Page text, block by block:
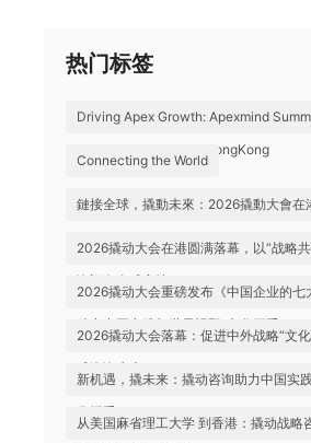
热门标签
Driving Apex Growth: Apexmind
Successfully Held in HongKong
Connecting the World
鏈接全球，撬動未來：2026撬動大會在
2026撬动大会在港圆满落幕，以“战略
询迈向全球高地
2026撬动大会重磅发布《中国企业的七
助力中国实践与世界视野“文化握手”
2026撬动大会落幕：促进中外战略“文
球咨询生态
新机遇，撬未来：撬动咨询助力中国实
化握手”
从美国麻省理工大学 到香港：撬动战略